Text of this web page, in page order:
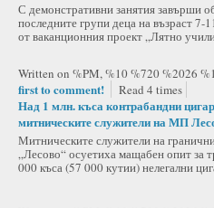
С демонстративни занятия завърши
последните групи деца на възраст 7-
от ваканционния проект „Лятно
Written on %PM, %10 %720 %2026
first to comment!
Read 4 times
Над 1 млн. къса контрабандни
митническите служители на МП
Митническите служители на
„Лесово“ осуетиха мащабен опит за
000 къса (57 000 кутии) нелегални